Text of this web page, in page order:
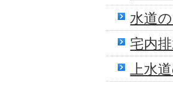
水道
宅内
上水